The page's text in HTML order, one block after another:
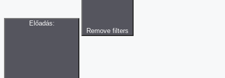
Előadás:
Remove filters